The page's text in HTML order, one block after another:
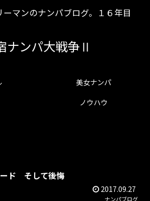
マンのナンパブログ。１６年目
ナンパ大戦争Ⅱ
美女ナンパ
ノウハウ
ド そして後悔
2017.09.27
ナンパブログ